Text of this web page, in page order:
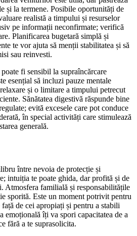
și la termene. Posibile oportunități de
realistă a timpului și resurselor
pe informații neconfirmate; verifică
Planificarea bugetară simplă și
te vor ajuta să menții stabilitatea și să
sau reinvesti.
fi sensibil la supraîncărcare
esențial să incluzi pauze mentale
și o limitare a timpului petrecut
Sănătatea digestivă răspunde bine
evită excesele care pot conduce
în special activități care stimulează
generală.
între nevoia de protecție și
intuiția te poate ghida, dar profită și de
Atmosfera familială și responsabilitățile
sporită. Este un moment potrivit pentru
de cei apropiați și pentru a stabili
emoțională îți va spori capacitatea de a
fără a te suprasolicita.